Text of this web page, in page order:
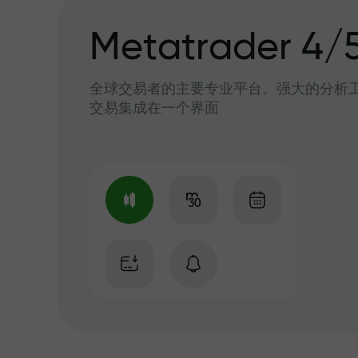
Metatrader 4/
全球交易者的主要专业平台。强大的分析
交易集成在一个界面